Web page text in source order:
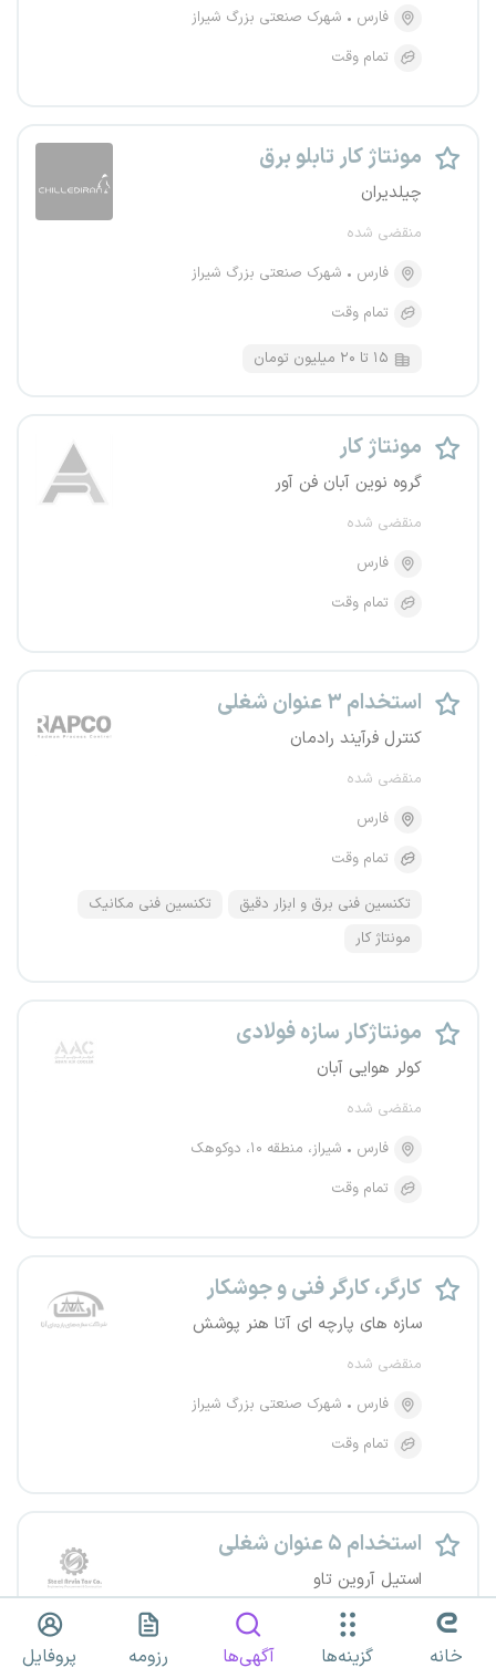
فارس
شهرک صنعتی بزرگ شیراز
تمام وقت
مونتاژ کار تابلو برق
چیلدیران
منقضی شده
فارس
شهرک صنعتی بزرگ شیراز
تمام وقت
۱۵ تا ۲۰ میلیون تومان
مونتاژ کار
گروه نوین آبان فن آور
منقضی شده
فارس
تمام وقت
استخدام ۳ عنوان شغلی
کنترل فرآیند رادمان
منقضی شده
فارس
تمام وقت
تکنسین فنی برق و ابزار دقیق
تکنسین فنی مکانیک
مونتاژ کار
مونتاژکار سازه فولادی
کولر هوایی آبان
منقضی شده
فارس
شیراز، منطقه ۱۰، دوکوهک
تمام وقت
کارگر، کارگر فنی و جوشکار
سازه های پارچه ای آتا هنر پوشش
منقضی شده
فارس
شهرک صنعتی بزرگ شیراز
تمام وقت
استخدام ۵ عنوان شغلی
استیل آروین تاو
منقضی شده
فارس
خانه گزینه‌ها آگهی‌ها رزومه پروفایل